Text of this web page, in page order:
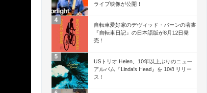
ライブ映像が公開！
自転車愛好家のデヴィッド・バーンの著書
『自転車日記』の日本語版が8月12日発
売！
USトリオ Helen、10年以上ぶりのニュー
アルバム『Linda's Head』を 10/8 リリー
ス！